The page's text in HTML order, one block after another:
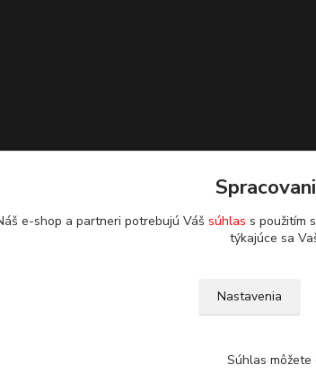
e-shop a partneri potrebujú Váš súhlas s použitím
týkajúce sa
Nastavenia
Súhlas